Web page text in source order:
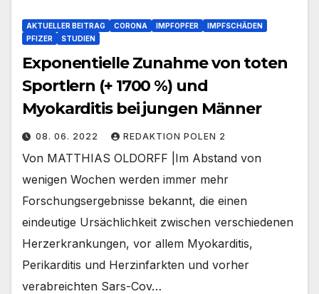
AKTUELLER BEITRAG CORONA IMPFOPFER
IMPFSCHÄDEN
PFIZER
STUDIEN
Exponentielle Zunahme von toten
Sportlern (+ 1700 %) und
Myokarditis bei jungen Männer
08. 06. 2022 REDAKTION POLEN 2
Von MATTHIAS OLDORFF |Im Abstand von
wenigen Wochen werden immer mehr
Forschungsergebnisse bekannt, die einen
eindeutige Ursächlichkeit zwischen verschiedenen
Herzerkrankungen, vor allem Myokarditis,
Perikarditis und Herzinfarkten und vorher
verabreichten Sars-Cov…